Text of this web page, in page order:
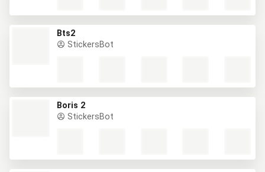
Bts2
StickersBot
Boris 2
StickersBot